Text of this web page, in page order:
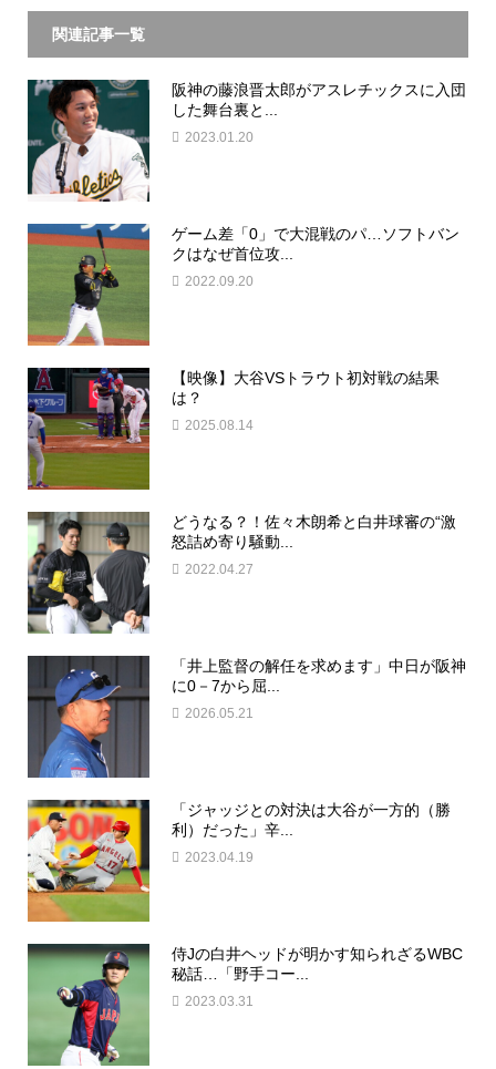
関連記事一覧
阪神の藤浪晋太郎がアスレチックスに入団
した舞台裏と...
2023.01.20
ゲーム差「0」で大混戦のパ…ソフトバン
クはなぜ首位攻...
2022.09.20
【映像】大谷VSトラウト初対戦の結果
は？
2025.08.14
どうなる？！佐々木朗希と白井球審の“激
怒詰め寄り騒動...
2022.04.27
「井上監督の解任を求めます」中日が阪神
に0－7から屈...
2026.05.21
「ジャッジとの対決は大谷が一方的（勝
利）だった」辛...
2023.04.19
侍Jの白井ヘッドが明かす知られざるWBC
秘話…「野手コー...
2023.03.31